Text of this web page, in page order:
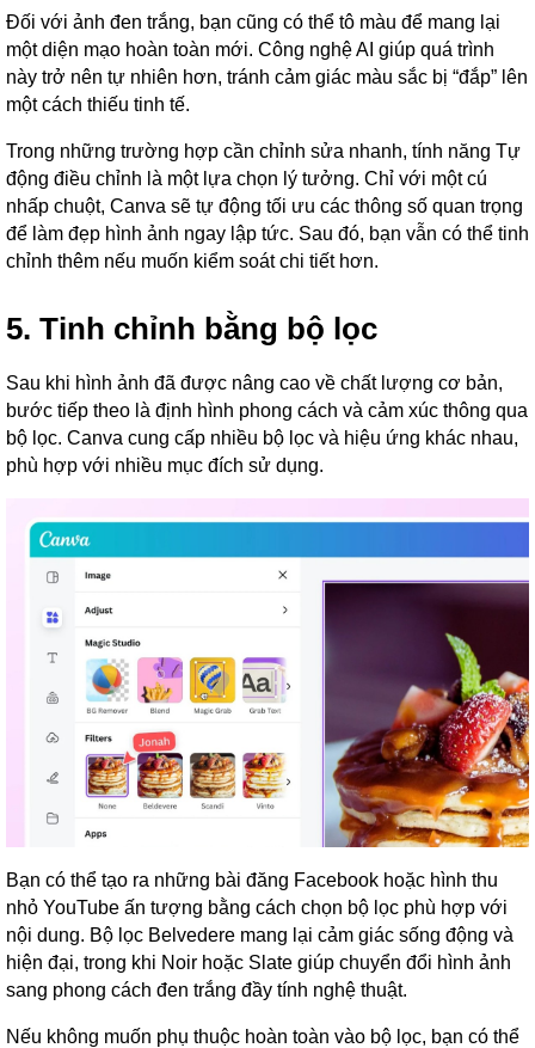
Đối với ảnh đen trắng, bạn cũng có thể tô màu để mang lại
một diện mạo hoàn toàn mới. Công nghệ AI giúp quá trình
này trở nên tự nhiên hơn, tránh cảm giác màu sắc bị “đắp” lên
một cách thiếu tinh tế.
Trong những trường hợp cần chỉnh sửa nhanh, tính năng Tự
động điều chỉnh là một lựa chọn lý tưởng. Chỉ với một cú
nhấp chuột, Canva sẽ tự động tối ưu các thông số quan trọng
để làm đẹp hình ảnh ngay lập tức. Sau đó, bạn vẫn có thể tinh
chỉnh thêm nếu muốn kiểm soát chi tiết hơn.
5. Tinh chỉnh bằng bộ lọc
Sau khi hình ảnh đã được nâng cao về chất lượng cơ bản,
bước tiếp theo là định hình phong cách và cảm xúc thông qua
bộ lọc. Canva cung cấp nhiều bộ lọc và hiệu ứng khác nhau,
phù hợp với nhiều mục đích sử dụng.
Bạn có thể tạo ra những bài đăng Facebook hoặc hình thu
nhỏ YouTube ấn tượng bằng cách chọn bộ lọc phù hợp với
nội dung. Bộ lọc Belvedere mang lại cảm giác sống động và
hiện đại, trong khi Noir hoặc Slate giúp chuyển đổi hình ảnh
sang phong cách đen trắng đầy tính nghệ thuật.
Nếu không muốn phụ thuộc hoàn toàn vào bộ lọc, bạn có thể